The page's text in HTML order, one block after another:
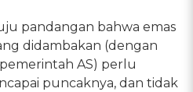
pandangan bahwa emas
didambakan (dengan
AS) perlu
puncaknya, dan tidak